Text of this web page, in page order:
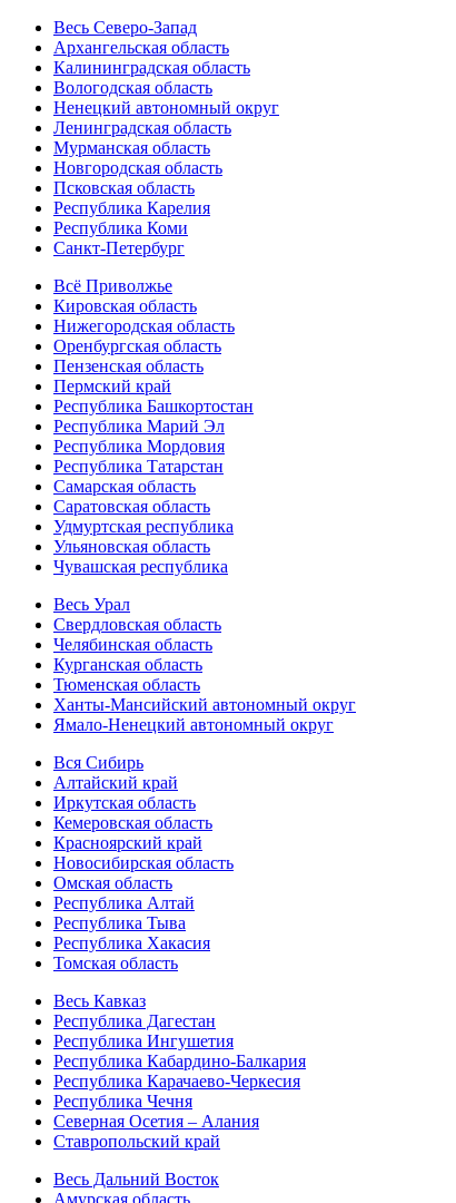
Весь Северо-Запад
Архангельская область
Калининградская область
Вологодская область
Ненецкий автономный округ
Ленинградская область
Мурманская область
Новгородская область
Псковская область
Республика Карелия
Республика Коми
Санкт-Петербург
Всё Приволжье
Кировская область
Нижегородская область
Оренбургская область
Пензенская область
Пермский край
Республика Башкортостан
Республика Марий Эл
Республика Мордовия
Республика Татарстан
Самарская область
Саратовская область
Удмуртская республика
Ульяновская область
Чувашская республика
Весь Урал
Свердловская область
Челябинская область
Курганская область
Тюменская область
Ханты-Мансийский автономный округ
Ямало-Ненецкий автономный округ
Вся Сибирь
Алтайский край
Иркутская область
Кемеровская область
Красноярский край
Новосибирская область
Омская область
Республика Алтай
Республика Тыва
Республика Хакасия
Томская область
Весь Кавказ
Республика Дагестан
Республика Ингушетия
Республика Кабардино-Балкария
Республика Карачаево-Черкесия
Республика Чечня
Северная Осетия – Алания
Ставропольский край
Весь Дальний Восток
Амурская область